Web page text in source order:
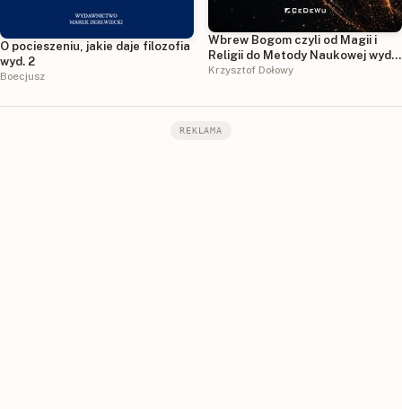
O pocieszeniu, jakie daje filozofia
wyd. 2
Boecjusz
Wbrew Bogom czyli od Magii i
Religii do Metody Naukowej wyd.
3
Krzysztof Dołowy
REKLAMA